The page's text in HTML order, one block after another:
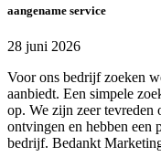
aangename service
28 juni 2026
Voor ons bedrijf zoeken
aanbiedt. Een simpele
op. We zijn zeer tevreden
ontvingen en hebben een
bedrijf. Bedankt